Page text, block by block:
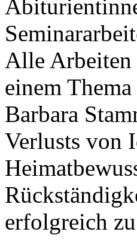
Alle Arbeiten
einem
Barbara
Verlusts von
erfolgreich